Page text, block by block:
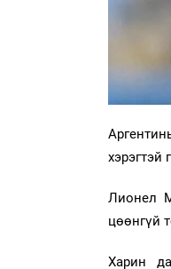
хэрэгтэй
Лионел
цөөнгүй
Харин